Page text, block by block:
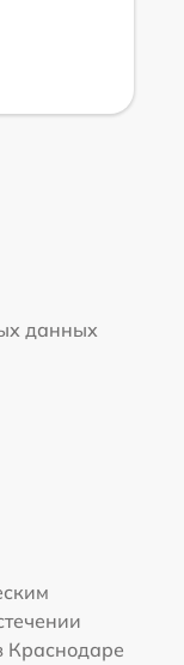
данных
Краснодаре